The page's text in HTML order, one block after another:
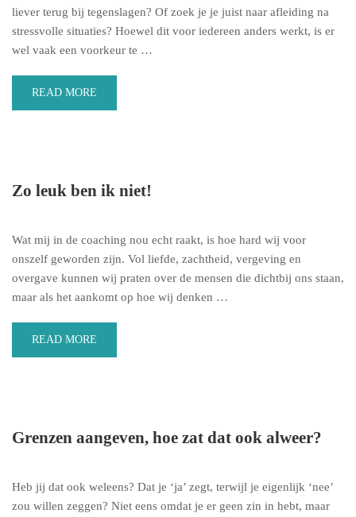
liever terug bij tegenslagen? Of zoek je je juist naar afleiding na
stressvolle situaties? Hoewel dit voor iedereen anders werkt, is er
wel vaak een voorkeur te …
READ MORE
Zo leuk ben ik niet!
Wat mij in de coaching nou echt raakt, is hoe hard wij voor
onszelf geworden zijn. Vol liefde, zachtheid, vergeving en
overgave kunnen wij praten over de mensen die dichtbij ons staan,
maar als het aankomt op hoe wij denken …
READ MORE
Grenzen aangeven, hoe zat dat ook alweer?
Heb jij dat ook weleens? Dat je ‘ja’ zegt, terwijl je eigenlijk ‘nee’
zou willen zeggen? Niet eens omdat je er geen zin in hebt, maar